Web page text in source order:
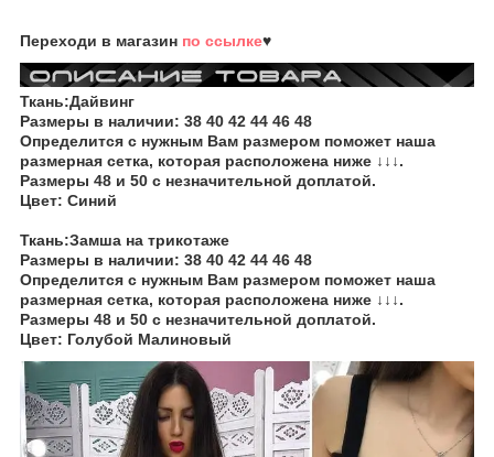
Переходи в магазин по ссылке♥
Ткань:Дайвинг
Размеры в наличии: 38 40 42 44 46 48
Определится с нужным Вам размером поможет наша
размерная сетка, которая расположена ниже ↓↓↓.
Размеры 48 и 50 с незначительной доплатой.
Цвет: Синий
Ткань:Замша на трикотаже
Размеры в наличии: 38 40 42 44 46 48
Определится с нужным Вам размером поможет наша
размерная сетка, которая расположена ниже ↓↓↓.
Размеры 48 и 50 с незначительной доплатой.
Цвет: Голубой Малиновый